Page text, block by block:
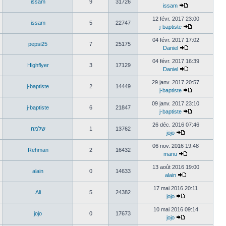
message
issam 9 31726
issam
Consulter
le
dernier
message
issam 5 22747
12 févr. 2017 23:00
j-baptiste
Consulter
le
message
pepsi25 7 25175
04 févr. 2017 17:02
Daniel
Consulter
le
message
Highflyer 3 17129
04 févr. 2017 16:39
Daniel
Consulter
le
dernier
message
j-baptiste 2 14449
29 janv. 2017 20:57
j-baptiste
Consulter
le
message
j-baptiste 6 21847
09 janv. 2017 23:10
j-baptiste
Consulter
le
message
שלמה 1 13762
26 déc. 2016 07:46
jojo
Consulter
le
dernier
message
Rehman 2 16432
06 nov. 2016 19:48
manu
Consulter
le
message
alain 0 14633
13 août 2016 19:00
alain
Consulter
le
message
Ali 5 24382
17 mai 2016 20:11
jojo
Consulter
le
message
jojo 0 17673
10 mai 2016 09:14
jojo
Consulter